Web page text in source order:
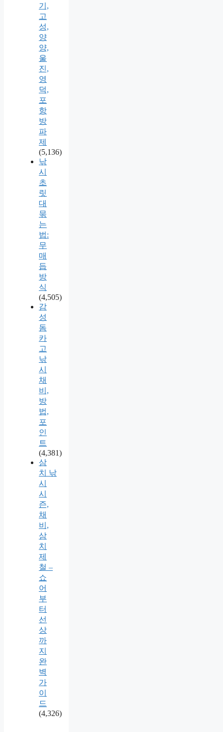
기,
고
성,
양
양,
울
진,
영
덕,
포
항
방
파
제
(5,136)
낚
시
초
릿
대
묶
는
법:
무
매
듭
방
식
(4,505)
감
성
돔
카
고
낚
시
채
비,
방
법,
포
인
트
(4,381)
삼
치 낚
시
시
즌,
채
비,
삼
치
제
철 –
쇼
어
부
터
선
상
까
지
완
벽
가
이
드
(4,326)